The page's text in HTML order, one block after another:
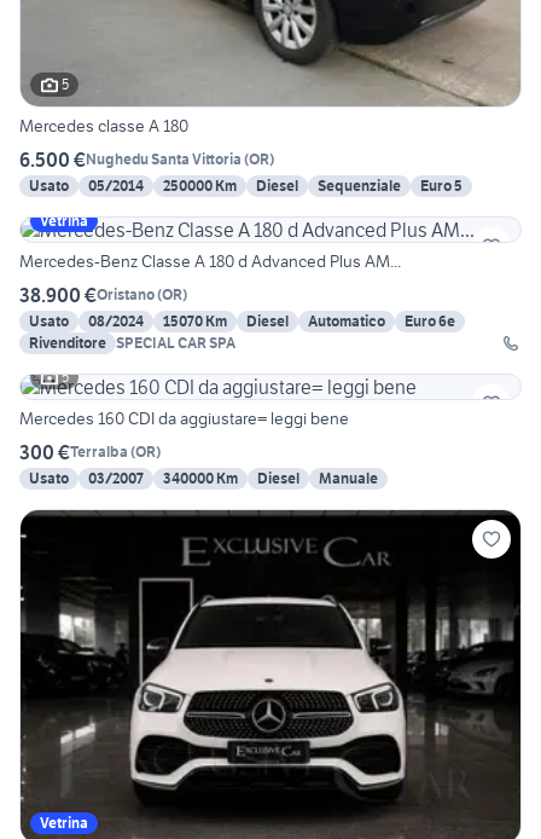
5
Mercedes classe A 180
6.500 €Nughedu Santa Vittoria (OR)
Usato
05/2014 250000 Km Diesel Sequenziale
Euro 5
Vetrina
Mercedes-Benz Classe A 180 d Advanced Plus AM...
38.900 €Oristano(OR)
Usato
08/2024 15070 Km Diesel Automatico
Euro 6e
Rivenditore SPECIAL CAR SPA
5
Mercedes 160 CDI da aggiustare= leggi bene
300 €Terralba (OR)
Usato
03/2007 340000 Km Diesel Manuale
Vetrina